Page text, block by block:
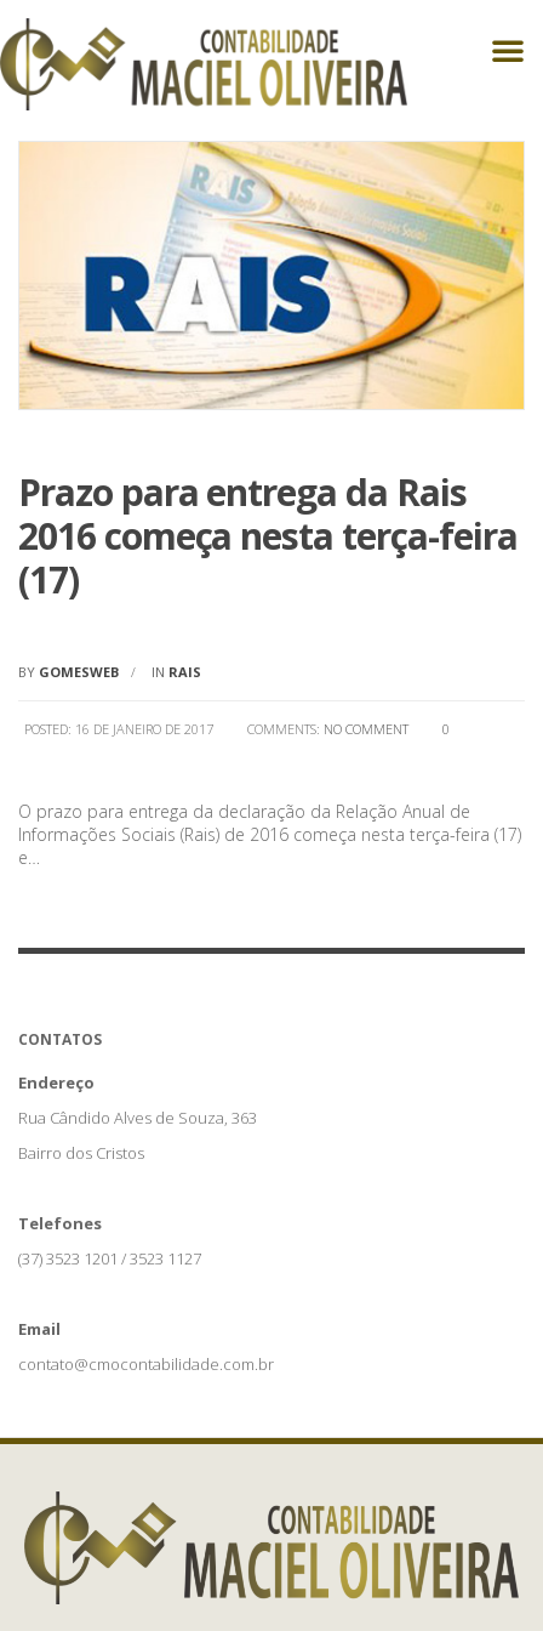
Prazo para entrega da Rais
2016 começa nesta terça-feira
(17)
BY GOMESWEB IN RAIS
POSTED: 16 DE JANEIRO DE 2017 COMMENTS: NO COMMENT 0
O prazo para entrega da declaração da Relação Anual de
Informações Sociais (Rais) de 2016 começa nesta terça-feira (17)
e…
CONTATOS
Endereço
Rua Cândido Alves de Souza, 363
Bairro dos Cristos
Telefones
(37) 3523 1201 / 3523 1127
Email
contato@cmocontabilidade.com.br